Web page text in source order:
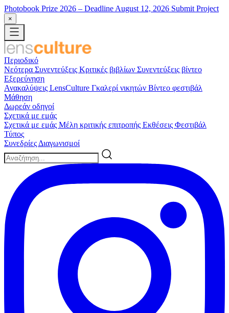
Photobook Prize 2026 – Deadline August 12, 2026 Submit Project
×
Περιοδικό
Νεότερα Συνεντεύξεις Κριτικές βιβλίων Συνεντεύξεις βίντεο
Εξερεύνηση
Ανακαλύψεις LensCulture Γκαλερί νικητών Βίντεο φεστιβάλ
Μάθηση
Δωρεάν οδηγοί
Σχετικά με εμάς
Σχετικά με εμάς Μέλη κριτικής επιτροπής Εκθέσεις Φεστιβάλ
Τύπος
Συνεδρίες Διαγωνισμοί